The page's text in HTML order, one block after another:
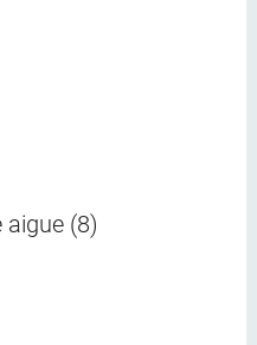
aigue (8)